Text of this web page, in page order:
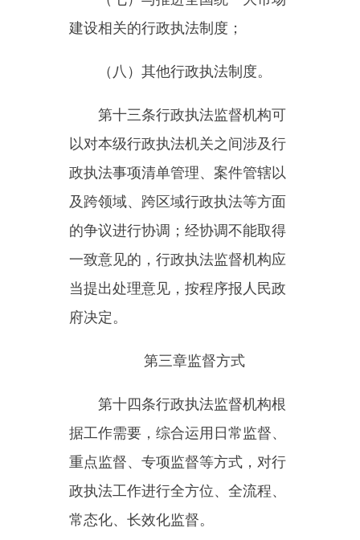
法资格确认、执法案卷评查、执法
进行日常监督。
第十六条行政执法监督机构可
法律法规情况进行评估。
第十七条行政执法监督机构对
序向社会公示。
行政执法人员资格进行审核，对符
试的，制发行政执法证件，确认行
政执法人员资格。
是否合法，是否与违法行为的事